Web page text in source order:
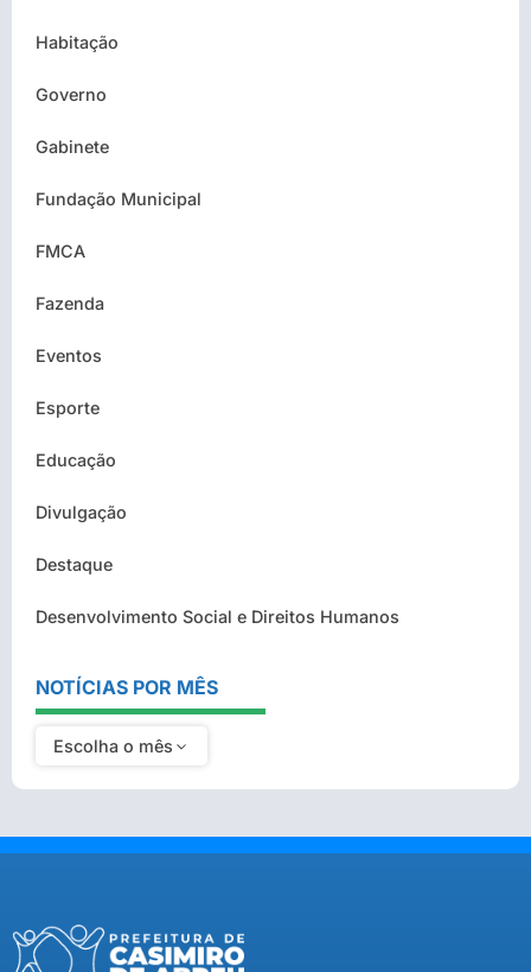
Habitação
Governo
Gabinete
Fundação Municipal
FMCA
Fazenda
Eventos
Esporte
Educação
Divulgação
Destaque
Desenvolvimento Social e Direitos Humanos
NOTÍCIAS POR MÊS
Escolha o mês